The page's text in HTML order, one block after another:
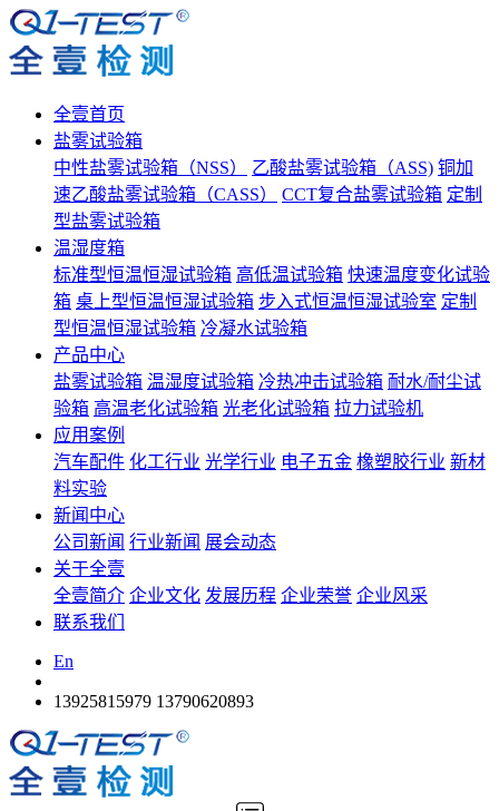
全壹首页
盐雾试验箱
中性盐雾试验箱（NSS）
乙酸盐雾试验箱（ASS) 铜加
速乙酸盐雾试验箱（CASS）
CCT复合盐雾试验箱 定制
型盐雾试验箱
温湿度箱
标准型恒温恒湿试验箱 高低温试验箱 快速温度变化试验
箱 桌上型恒温恒湿试验箱 步入式恒温恒湿试验室 定制
型恒温恒湿试验箱 冷凝水试验箱
产品中心
盐雾试验箱 温湿度试验箱 冷热冲击试验箱 耐水/耐尘试
验箱 高温老化试验箱 光老化试验箱 拉力试验机
应用案例
汽车配件 化工行业 光学行业 电子五金 橡塑胶行业 新材
料实验
新闻中心
公司新闻 行业新闻 展会动态
关于全壹
全壹简介 企业文化 发展历程 企业荣誉 企业风采
联系我们
En
13925815979 13790620893